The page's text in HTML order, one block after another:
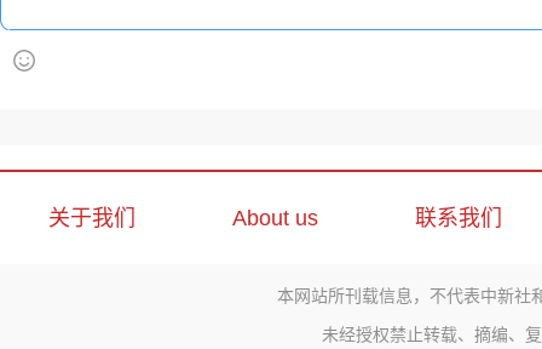
关于我们 About us 联系我们
本网站所刊载信息，不代表中新社
未经授权禁止转载、摘编、